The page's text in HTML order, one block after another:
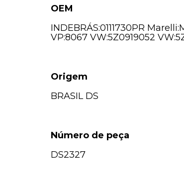
OEM
INDEBRÁS:0111730PR
VP:8067 VW:5Z0919052
Origem
BRASIL DS
Número de peça
DS2327